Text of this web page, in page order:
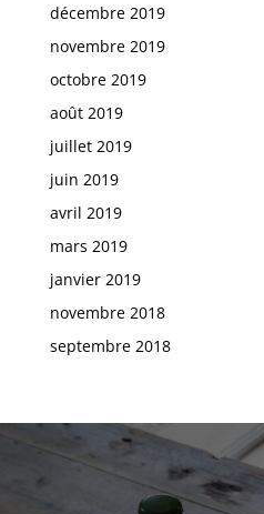
décembre 2019
novembre 2019
octobre 2019
août 2019
juillet 2019
juin 2019
avril 2019
mars 2019
janvier 2019
novembre 2018
septembre 2018